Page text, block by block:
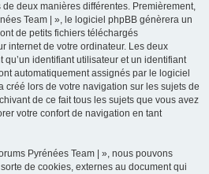
deux manières différentes. Premièrement,
Team | », le logiciel phpBB génèrera un
de petits fichiers téléchargés
internet de votre ordinateur. Les deux
identifiant utilisateur et un identifiant
automatiquement assignés par le logiciel
créé lors de votre navigation sur les sujets de
de ce fait tous les sujets que vous avez
votre confort de navigation en tant
Pyrénées Team | », nous pouvons
de cookies, externes au document qui